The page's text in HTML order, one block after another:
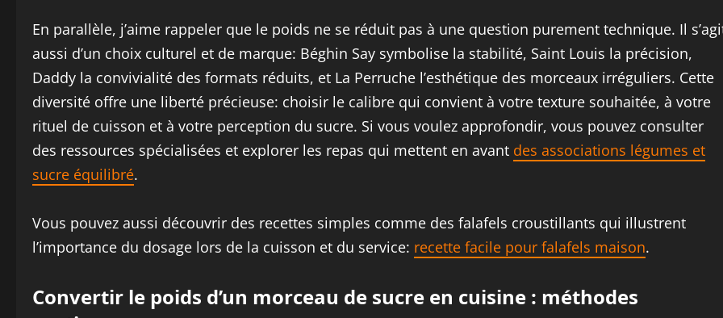
En parallèle, j’aime rappeler que le poids ne se réduit pas à une question purement technique. Il
aussi d’un choix culturel et de marque: Béghin Say symbolise la stabilité, Saint Louis la précision,
Daddy la convivialité des formats réduits, et La Perruche l’esthétique des morceaux irréguliers. Cette
diversité offre une liberté précieuse: choisir le calibre qui convient à votre texture souhaitée, à votre
rituel de cuisson et à votre perception du sucre. Si vous voulez approfondir, vous pouvez consulter
des ressources spécialisées et explorer les repas qui mettent en avant des associations légumes et
sucre équilibré.
Vous pouvez aussi découvrir des recettes simples comme des falafels croustillants qui illustrent
l’importance du dosage lors de la cuisson et du service: recette facile pour falafels maison.
Convertir le poids d’un morceau de sucre en cuisine : méthodes